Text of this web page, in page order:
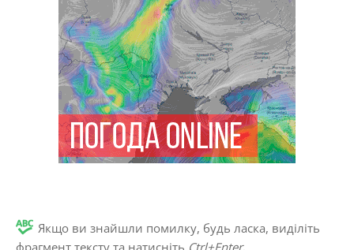
Якщо ви знайшли помилку, будь ласка, виділіть
фрагмент тексту та натисніть Ctrl+Enter.